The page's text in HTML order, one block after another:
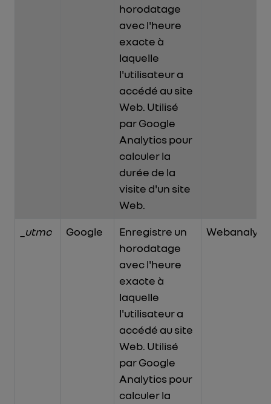
horodatage
avec l'heure
exacte à
laquelle
l'utilisateur a
accédé au site
Web. Utilisé
par Google
Analytics pour
calculer la
durée de la
visite d'un site
Web.
_utmc Google
Enregistre un
horodatage
avec l'heure
exacte à
laquelle
l'utilisateur a
accédé au site
Web. Utilisé
par Google
Analytics pour
calculer la